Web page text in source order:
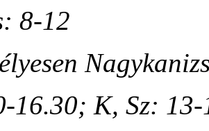
8-12
16.30; K, Sz: